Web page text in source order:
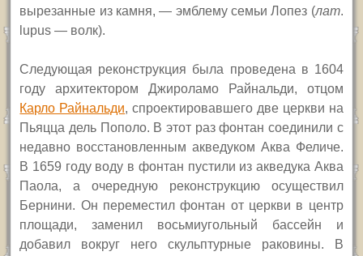
вырезанные из камня, — эмблему семьи Лопез (лат.
lupus — волк).
Следующая реконструкция была проведена в 1604
году архитектором Джироламо Райнальди, отцом
Карло Райнальди, спроектировавшего две церкви на
Пьяцца дель Пополо. В этот раз фонтан соединили с
недавно восстановленным акведуком Аква Феличе.
В 1659 году воду в фонтан пустили из акведука Аква
Паола, а очередную реконструкцию осуществил
Бернини. Он переместил фонтан от церкви в центр
площади, заменил восьмиугольный бассейн и
добавил вокруг него скульптурные раковины. В